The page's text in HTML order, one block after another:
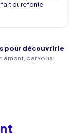
ou refonte
pour découvrir le
amont, par vous.